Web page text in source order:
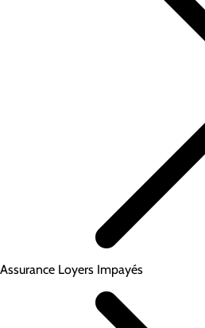
Assurance Loyers Impayés